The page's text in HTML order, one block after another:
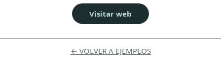
Visitar web
← VOLVER A EJEMPLOS